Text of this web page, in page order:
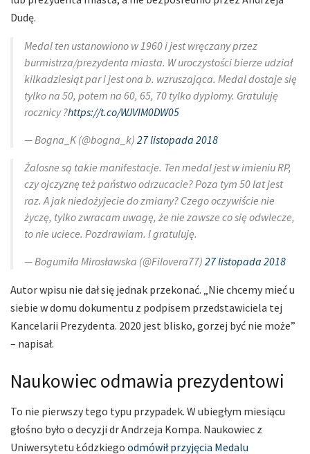
Dudę.
Medal ten ustanowiono w 1960 i jest wręczany przez
burmistrza/prezydenta miasta. W uroczystości bierze udział
kilkadziesiąt par i jest ona b. wzruszająca. Medal dostaje się
tylko na 50, potem na 60, 65, 70 tylko dyplomy. Gratuluję
rocznicy ?https://t.co/WJVIM0DW05
— Bogna_K (@bogna_k) 27 listopada 2018
Żalosne są takie manifestacje. Ten medal jest w imieniu RP,
czy ojczyznę też państwo odrzucacie? Poza tym 50 lat jest
raz. A jak niedożyjecie do zmiany? Czego oczywiście nie
życzę, tylko zwracam uwagę, że nie zawsze co się odwlecze,
to nie uciece. Pozdrawiam. I gratuluję.
— Bogumiła Mirosławska (@Filovera77) 27 listopada 2018
Autor wpisu nie dał się jednak przekonać. „Nie chcemy mieć u
siebie w domu dokumentu z podpisem przedstawiciela tej
Kancelarii Prezydenta. 2020 jest blisko, gorzej być nie może”
– napisał.
Naukowiec odmawia prezydentowi
To nie pierwszy tego typu przypadek. W ubiegłym miesiącu
głośno było o decyzji dr Andrzeja Kompa. Naukowiec z
Uniwersytetu Łódzkiego odmówił przyjęcia Medalu